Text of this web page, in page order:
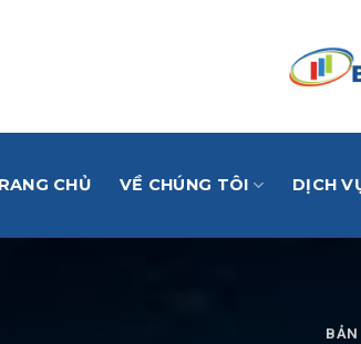
CHỦ VỀ CHÚNG TÔI DỊCH